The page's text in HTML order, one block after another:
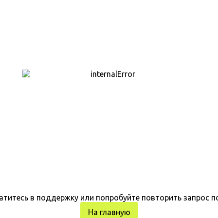
в поддержку или попробуйте повторить запрос
На главную